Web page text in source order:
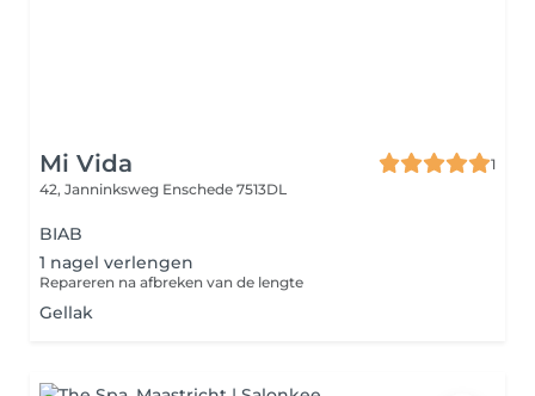
Mi Vida
1
42, Janninksweg Enschede 7513DL
BIAB
1 nagel verlengen
Repareren na afbreken van de lengte
Gellak